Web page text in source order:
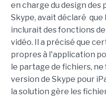
en charge du design des
Skype, avait déclaré que
inclurait des fonctions
vidéo. Il a précisé que
propres à l'application
le partage de fichiers,
version de Skype pour
la solution gère les